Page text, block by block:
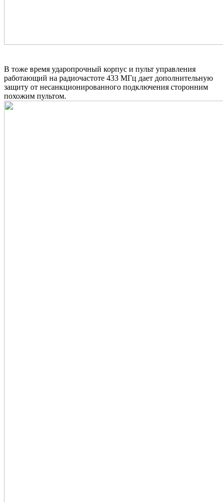
В тоже время ударопрочный корпус и пульт управления
работающий на радиочастоте 433 МГц дает дополнительную
защиту от несанкционированного подключения сторонним
похожим пультом.